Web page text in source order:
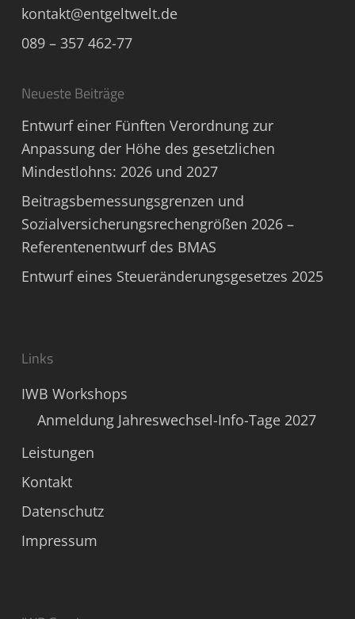
kontakt@entgeltwelt.de
089 – 357 462-77
Neueste Beiträge
Entwurf einer Fünften Verordnung zur
Anpassung der Höhe des gesetzlichen
Mindestlohns: 2026 und 2027
Beitragsbemessungsgrenzen und
Sozialversicherungsrechengrößen 2026 –
Referentenentwurf des BMAS
Entwurf eines Steueränderungsgesetzes 2025
Links
IWB Workshops
Anmeldung Jahreswechsel-Info-Tage 2027
Leistungen
Kontakt
Datenschutz
Impressum